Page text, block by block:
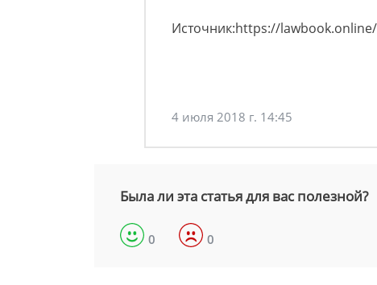
Источник:https://
4 июля 2018 г. 14:45
Была ли эта статья для вас полезной?
0 0